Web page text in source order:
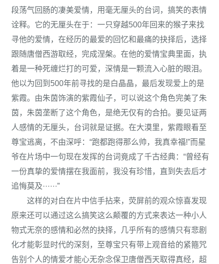
段荡气回肠的凄美爱情，用毫无厘头的台词，搞笑的表情
诠释。它的无厘头在于：一只穿越500年回来的猴子来找
寻他的爱情，在经历的最爱的回忆和最痛的抉择后，选择
跟随唐僧西游取经，完成涅槃。在他的爱情宝典里面，执
着是一种死缠烂打的可爱，深情是一颗流入心脏的眼泪。
他以为回到500年前寻找的是白晶晶，最后发现爱上的是
紫霞。由朱茵饰演的紫霞仙子，可以说这个角色完美了朱
茵，朱茵垄断了这个角色，是绝无仅有的合拍。要见证两
人感情的无厘头，台词就是证据。在大漠里，紫霞眼看至
尊宝逃离，不由深呼：“跑都跑得那么帅，我真幸福!”而星
爷在片场中一句现在发挥的台词竟成了千古经典：“曾经有
一份真挚的爱情摆在我面前，我没有珍惜，直到失去后才
追悔莫及······”
这样的对白在片中信手拈来，荧屏前的观众惊喜发现
原来还可以通过这么搞笑这么颠覆的方式来表达一种小人
物式无奈的感情和必然的抉择，几乎所有的感情只有悲剧
化才能彰显时代的深刻，至尊宝只有带上观音给的紧箍咒
告别个人的情爱才能心无杂念保卫唐僧西天取得真经，超